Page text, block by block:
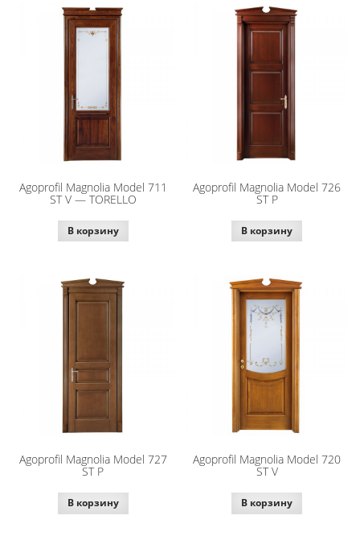
Agoprofil Magnolia Model 711
ST V — TORELLO
В корзину
Agoprofil Magnolia Model 726
ST P
В корзину
Agoprofil Magnolia Model 727
ST P
В корзину
Agoprofil Magnolia Model 720
ST V
В корзину